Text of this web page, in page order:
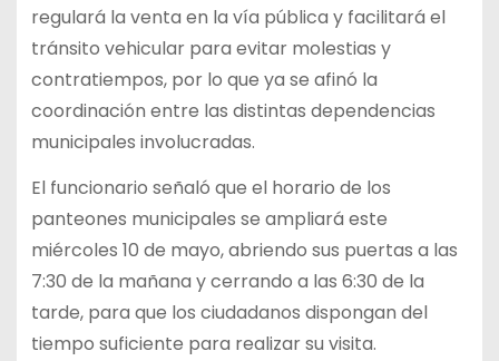
regulará la venta en la vía pública y facilitará el
tránsito vehicular para evitar molestias y
contratiempos, por lo que ya se afinó la
coordinación entre las distintas dependencias
municipales involucradas.
El funcionario señaló que el horario de los
panteones municipales se ampliará este
miércoles 10 de mayo, abriendo sus puertas a las
7:30 de la mañana y cerrando a las 6:30 de la
tarde, para que los ciudadanos dispongan del
tiempo suficiente para realizar su visita.